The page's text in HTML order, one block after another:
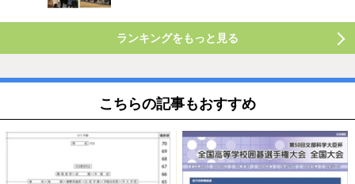
ランキングをもっと見る
こちらの記事もおすすめ